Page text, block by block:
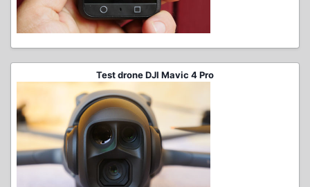
Test drone DJI Mavic 4 Pro